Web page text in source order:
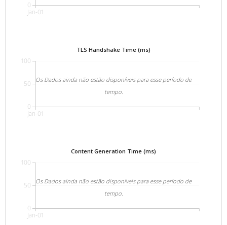
Jan-01
0
TLS Handshake Time (ms)
Jan-01
0
50
100
Os Dados ainda não estão disponíveis para esse período de
tempo.
Content Generation Time (ms)
Jan-01
0
50
100
Os Dados ainda não estão disponíveis para esse período de
tempo.